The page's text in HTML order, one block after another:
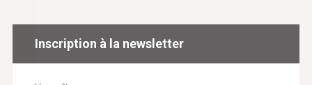
Inscription à la newsletter